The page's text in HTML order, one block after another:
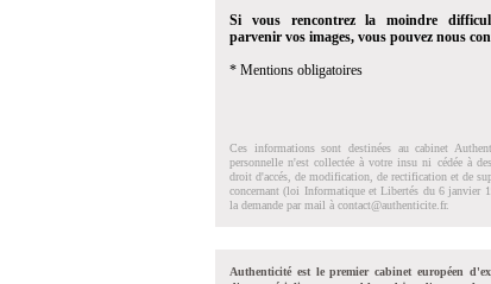
Si vous rencontrez la moindre
parvenir vos images, vous pouvez nous
* Mentions obligatoires
Ces informations sont destinées au cabinet
personnelle n'est collectée à votre insu ni cédée à
droit d'accés, de modification, de rectification et de
concernant (loi Informatique et Libertés du 6 janvier
la demande par mail à contact@authenticite.fr.
Authenticité est le premier cabinet européen